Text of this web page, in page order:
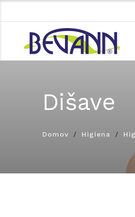
Dišave
Domov Higiena